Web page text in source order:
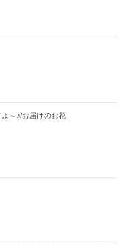
～♪/お届けのお花